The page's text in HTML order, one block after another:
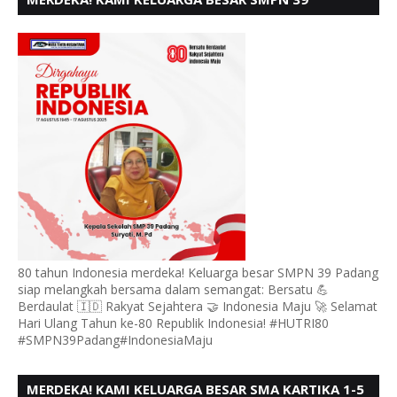
80 tahun Indonesia merdeka! Keluarga besar SMPN 39 Padang
siap melangkah bersama dalam semangat: Bersatu 💪
Berdaulat 🇮🇩 Rakyat Sejahtera 🤝 Indonesia Maju 🚀 Selamat
Hari Ulang Tahun ke-80 Republik Indonesia! #HUTRI80
#SMPN39Padang#IndonesiaMaju
MERDEKA! KAMI KELUARGA BESAR SMA KARTIKA 1-5